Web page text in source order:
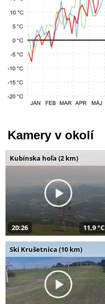
Kamery v okolí
Kubínska hoľa (2 km)
20:26 11,9 °C
Ski Krušetnica (10 km)